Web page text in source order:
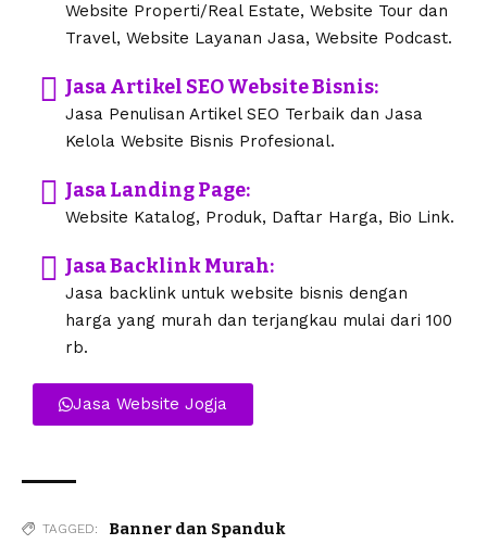
Website Properti/Real Estate, Website Tour dan
Travel, Website Layanan Jasa, Website Podcast.
Jasa Artikel SEO Website Bisnis:
Jasa Penulisan Artikel SEO Terbaik dan Jasa
Kelola Website Bisnis Profesional.
Jasa Landing Page:
Website Katalog, Produk, Daftar Harga, Bio Link.
Jasa Backlink Murah:
Jasa backlink untuk website bisnis dengan
harga yang murah dan terjangkau mulai dari 100
rb.
Jasa Website Jogja
TAGGED: Banner dan Spanduk